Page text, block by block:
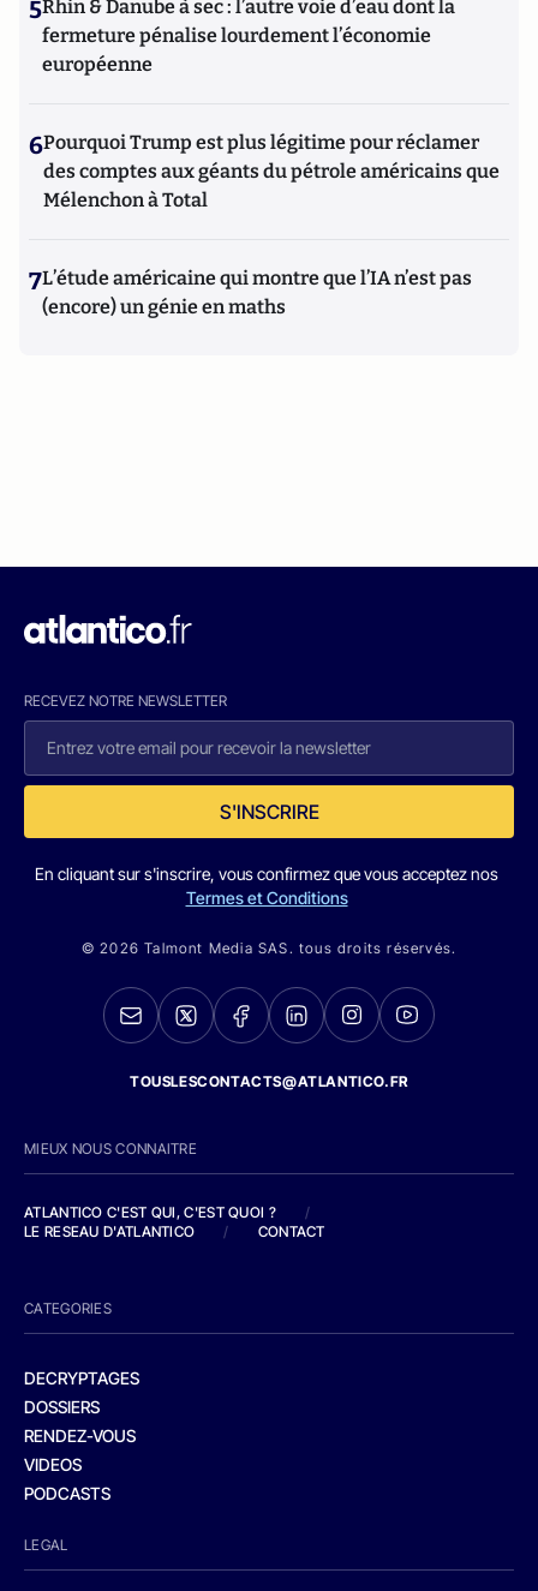
5Rhin & Danube à sec : l’autre voie d’eau dont la
fermeture pénalise lourdement l’économie
européenne
6Pourquoi Trump est plus légitime pour réclamer
des comptes aux géants du pétrole américains que
Mélenchon à Total
7L’étude américaine qui montre que l’IA n’est pas
(encore) un génie en maths
RECEVEZ NOTRE NEWSLETTER
S'INSCRIRE
En cliquant sur s'inscrire, vous confirmez que vous acceptez nos
Termes et Conditions
© 2026 Talmont Media SAS. tous droits réservés.
TOUSLESCONTACTS@ATLANTICO.FR
MIEUX NOUS CONNAITRE
ATLANTICO C'EST QUI, C'EST QUOI ?
/
LE RESEAU D'ATLANTICO
/ CONTACT
CATEGORIES
DECRYPTAGES
DOSSIERS
RENDEZ-VOUS
VIDEOS
PODCASTS
LEGAL